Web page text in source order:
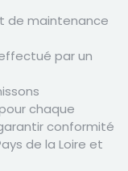
de maintenance
par un
chaque
conformité
de la Loire et